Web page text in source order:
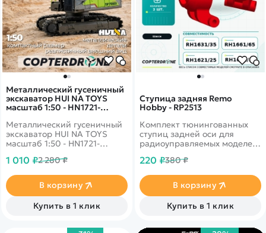
Ступица задняя Remo
Hobby - RP2513
Комплект тюнингованных
ступиц задней оси для
радиоуправляемых моделей
и RH1621
220 ₽380 ₽
В корзину
Купить в 1 клик
Металлический гусеничный
экскаватор HUI NA TOYS
масштаб 1:50 - HN1721-
Металлический гусеничный
экскаватор HUI NA TOYS
масштаб 1:50 - HN1721-
спецтехника имеет
благодаря которому
представленная модель
ничем не отличается от
настоящего экскаватора.
1 010 ₽2 280 ₽
В корзину
Купить в 1 клик